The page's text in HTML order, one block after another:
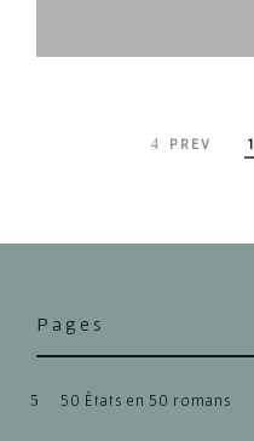
Posts
PREV 1
Pages
50 États en 50 romans